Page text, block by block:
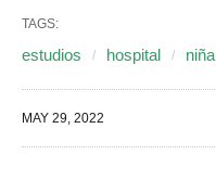
TAGS:
estudios hospital niña
MAY 29, 2022